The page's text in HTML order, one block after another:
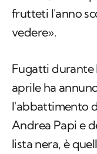
frutteti l'anno
vedere».
Fugatti durante
aprile ha
l'abbattimento
Andrea Papi e
lista nera, è